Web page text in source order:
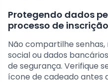
Protegendo dados
processo de inscrição
Não compartilhe
social ou dados
de segurança. Verifique
ícone de cadeado antes